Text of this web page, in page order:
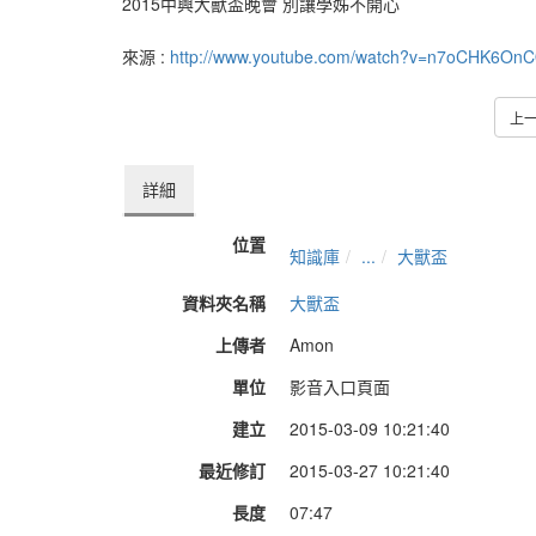
來源 : http://www.youtube.com/
上
詳細
位置 知識庫 ...
大獸盃
資料夾名稱
大獸盃
上傳者
Amon
單位
影音入口頁面
建立
2015-03-09 10:21:40
最近修訂
2015-03-27 10:21:40
長度
07:47